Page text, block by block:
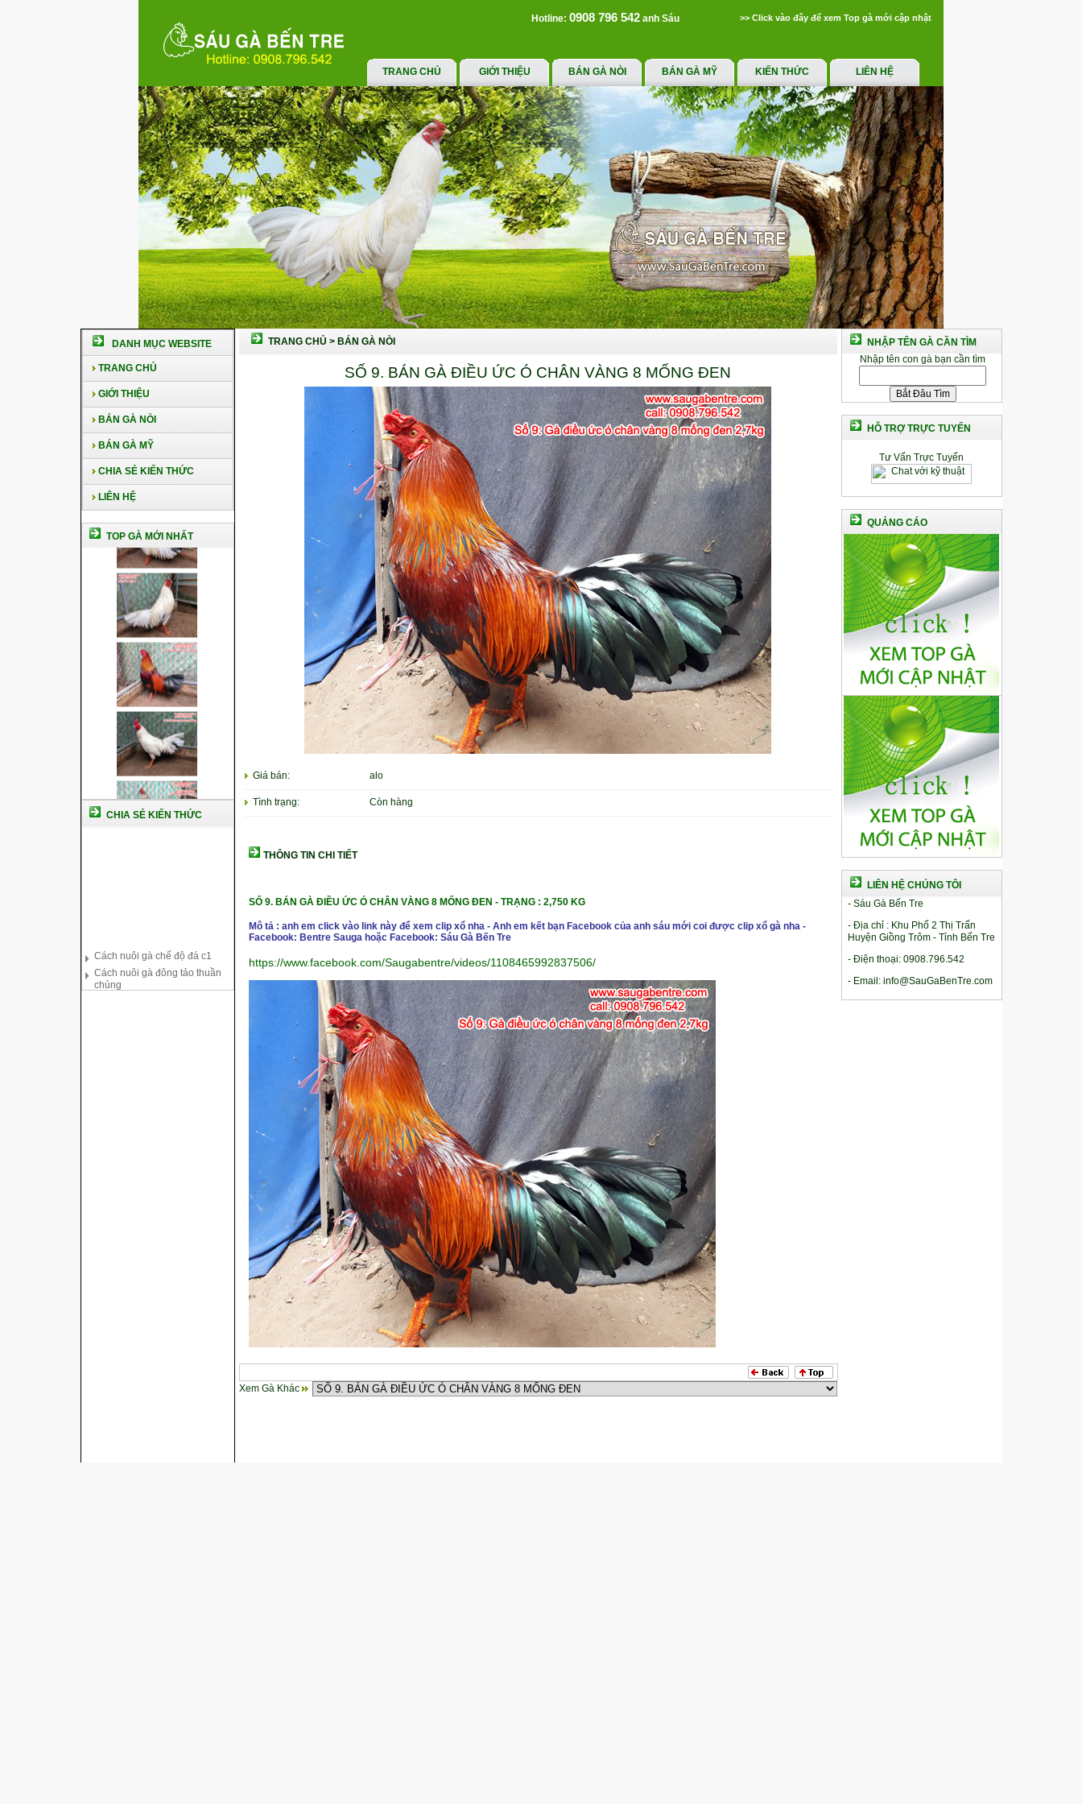
Hotline: 0908 796 542 anh Sáu >> Click vào đây để xem Top gà mới cập nhật
TRANG CHỦ GIỚI THIỆU BÁN GÀ NÒI BÁN GÀ MỸ KIẾN THỨC LIÊN HỆ
DANH MỤC WEBSITE
TRANG CHỦ
GIỚI THIỆU
BÁN GÀ NÒI
BÁN GÀ MỸ
CHIA SẺ KIẾN THỨC
LIÊN HỆ
TOP GÀ MỚI NHẤT
CHIA SẺ KIẾN THỨC
Cách nuôi gà đông tảo thuần
chủng
Kỹ thuật nuôi gà con mới nở
TRANG CHỦ > BÁN GÀ NÒI
SỐ 9. BÁN GÀ ĐIỀU ỨC Ó CHÂN VÀNG 8 MỐNG ĐEN
Giá bán: alo
Tình trạng: Còn hàng
THÔNG TIN CHI TIẾT
SỐ 9. BÁN GÀ ĐIỀU ỨC Ó CHÂN VÀNG 8 MỐNG ĐEN - TRẠNG : 2,750 KG
Mô tả : anh em click vào link này để xem clip xổ nha - Anh em kết bạn Facebook của anh sáu mới coi được clip xổ gà nha -
Facebook: Bentre Sauga hoặc Facebook: Sáu Gà Bến Tre
https://www.facebook.com/Saugabentre/videos/1108465992837506/
Xem Gà Khác
NHẬP TÊN GÀ CẦN TÌM
Nhập tên con gà bạn cần tìm
HỖ TRỢ TRỰC TUYẾN
Tư Vấn Trực Tuyến
QUẢNG CÁO
LIÊN HỆ CHÚNG TÔI
- Sáu Gà Bến Tre
- Địa chỉ : Khu Phố 2 Thị Trấn
Huyện Giồng Trôm - Tỉnh Bến Tre
- Điện thoại: 0908.796.542
- Email: info@SauGaBenTre.com